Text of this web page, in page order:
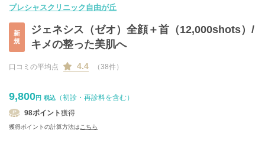
プレシャスクリニック自由が丘
新
規
ジェネシス（ゼオ）全顔＋首（12,000shots）/
キメの整った美肌へ
口コミの平均点 4.4 （38件）
9,800円 税込
（初診・再診料を含む）
98ポイント獲得
獲得ポイントの計算方法はこちら